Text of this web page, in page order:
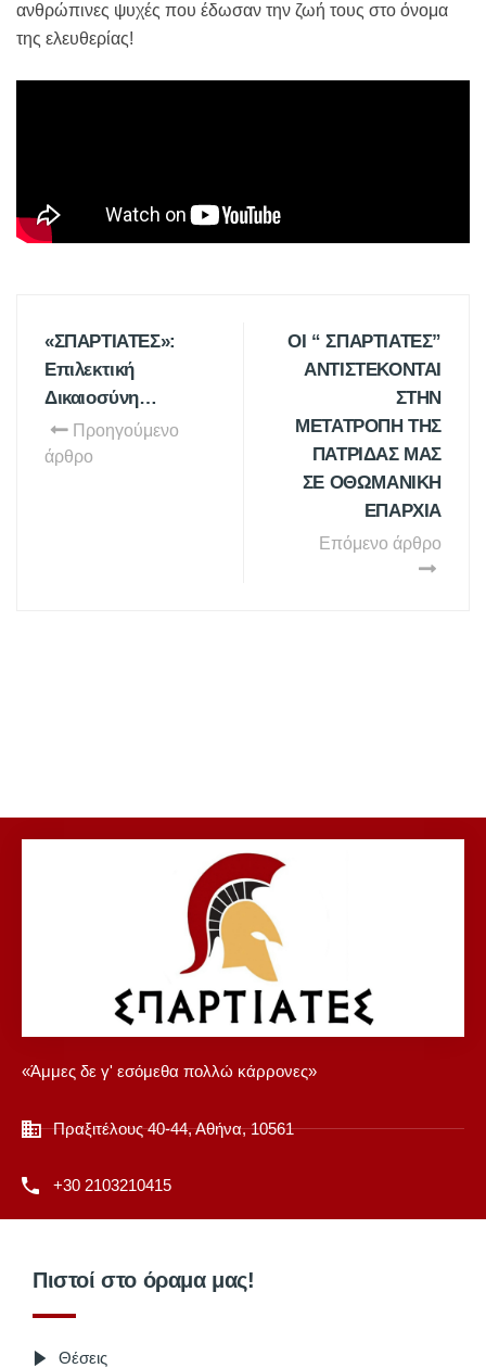
ανθρώπινες ψυχές που έδωσαν την ζωή τους στο όνομα
της ελευθερίας!
«ΣΠΑΡΤΙΑΤΕΣ»:
Επιλεκτική
Δικαιοσύνη…
Προηγούμενο
άρθρο
ΟΙ “ ΣΠΑΡΤΙΑΤΕΣ”
ΑΝΤΙΣΤΕΚΟΝΤΑΙ
ΣΤΗΝ
ΜΕΤΑΤΡΟΠΗ ΤΗΣ
ΠΑΤΡΙΔΑΣ ΜΑΣ
ΣΕ ΟΘΩΜΑΝΙΚΗ
ΕΠΑΡΧΙΑ
Επόμενο άρθρο
«Άμμες δε γ' εσόμεθα πολλώ κάρρονες»
Πραξιτέλους 40-44, Αθήνα, 10561
+30 2103210415
Πιστοί στο όραμα μας!
Θέσεις